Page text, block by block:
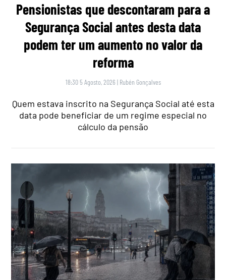
Pensionistas que descontaram para a
Segurança Social antes desta data
podem ter um aumento no valor da
reforma
18:30 5 Agosto, 2026 | Rubén Gonçalves
Quem estava inscrito na Segurança Social até esta
data pode beneficiar de um regime especial no
cálculo da pensão